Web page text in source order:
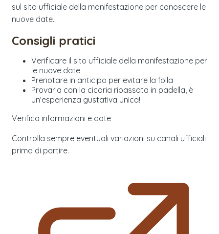
sul sito ufficiale della manifestazione per conoscere le
nuove date.
Consigli pratici
Verificare il sito ufficiale della manifestazione per
le nuove date
Prenotare in anticipo per evitare la folla
Provarla con la cicoria ripassata in padella, è
un'esperienza gustativa unica!
Verifica informazioni e date
Controlla sempre eventuali variazioni su canali ufficiali
prima di partire.